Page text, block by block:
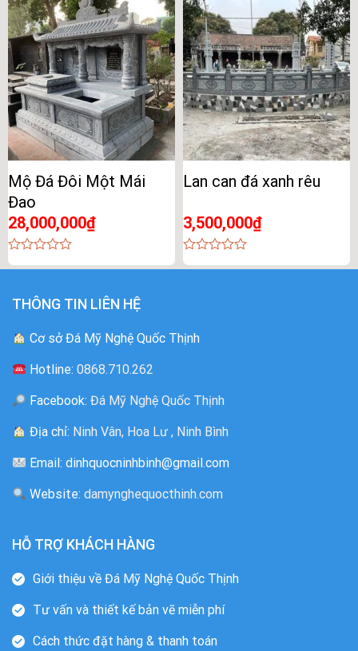
of
5
of
5
Mộ Đá Đôi Một Mái
Đao
28,000,000₫
0
5
Lan can đá xanh rêu
3,500,000₫
0
THÔNG TIN LIÊN HỆ
Cơ sở Đá Mỹ Nghệ Quốc Thịnh
Hotline:0868.710.262
Facebook: Đá Mỹ Nghệ Quốc Thịnh
Địa chỉ: Ninh Vân, Hoa Lư , Ninh Bình
Email: dinhquocninhbinh@gmail.com
Website:damynghequocthinh.com
HỖ TRỢ KHÁCH HÀNG
Giới thiệu về Đá Mỹ Nghệ Quốc Thịnh
Tư vấn và thiết kế bản vẽ miễn phí
Cách thức đặt hàng & thanh toán